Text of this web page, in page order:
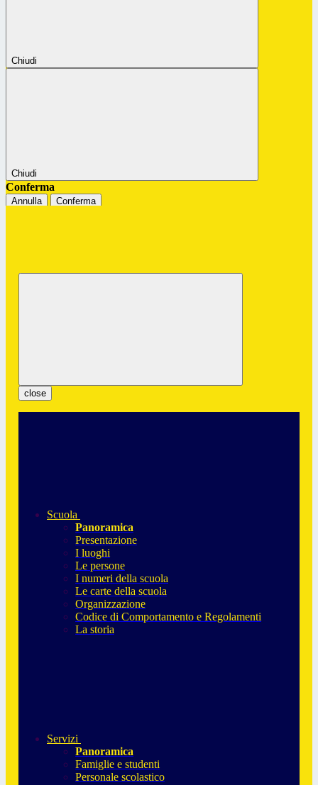
Chiudi
Chiudi
Conferma
Annulla Conferma
close
Scuola
Panoramica
Presentazione
I luoghi
Le persone
I numeri della scuola
Le carte della scuola
Organizzazione
Codice di Comportamento e Regolamenti
La storia
Servizi
Panoramica
Famiglie e studenti
Personale scolastico